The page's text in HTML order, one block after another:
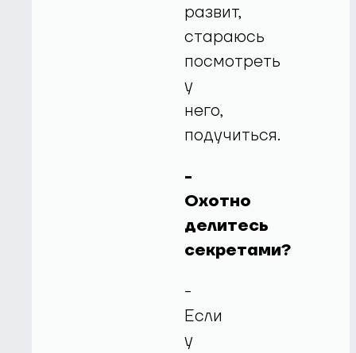
развит,
стараюсь
посмотреть
у
него,
подучиться.
-
Охотно
делитесь
секретами?
-
Если
у